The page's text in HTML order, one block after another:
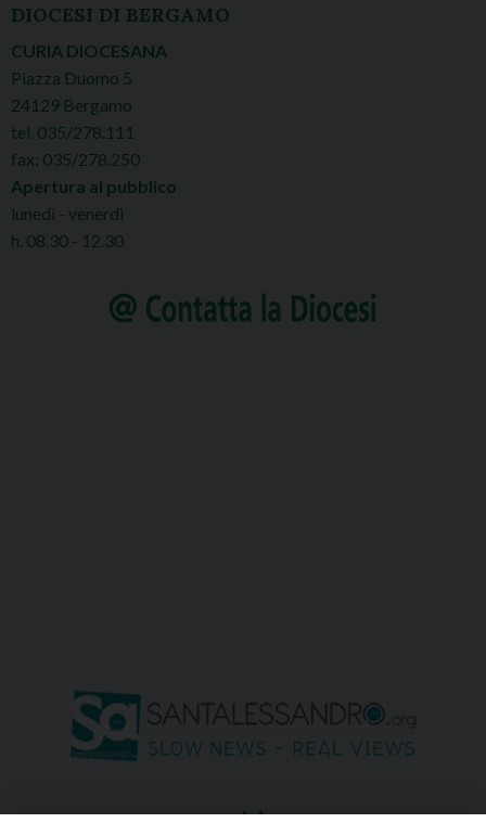
DIOCESI DI BERGAMO
CURIA DIOCESANA
Piazza Duomo 5
24129 Bergamo
tel. 035/278.111
fax: 035/278.250
Apertura al pubblico
lunedì - venerdì
h. 08.30 - 12.30